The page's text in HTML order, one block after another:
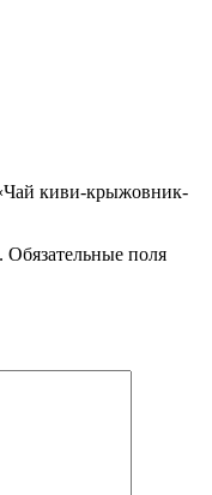
киви-крыжовник-
Обязательные поля